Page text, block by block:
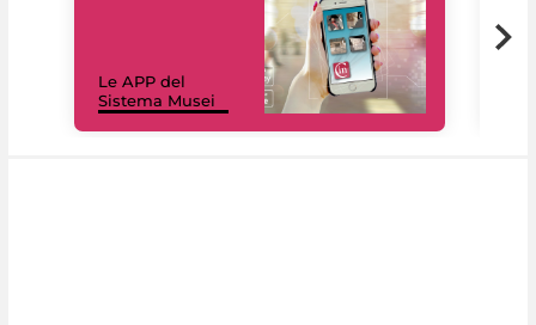
Le APP del
Sistema Musei